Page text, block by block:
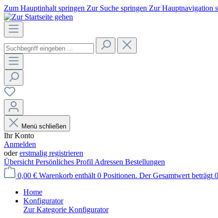
Zum Hauptinhalt springen Zur Suche springen Zur Hauptnavigation
Menü schließen
Ihr Konto
Anmelden
odererstmalig registrieren
Übersicht Persönliches Profil Adressen Bestellungen
0,00 € Warenkorb enthält 0 Positionen. Der Gesamtwert beträgt
Home
Konfigurator
Zur Kategorie Konfigurator